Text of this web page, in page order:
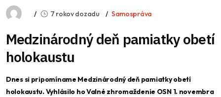
7 rokov dozadu Samospráva
Medzinárodný deň pamiatky obetí
holokaustu
Dnes si pripomíname Medzinárodný deň pamiatky obetí
holokaustu. Vyhlásilo ho Valné zhromaždenie OSN 1. novembra